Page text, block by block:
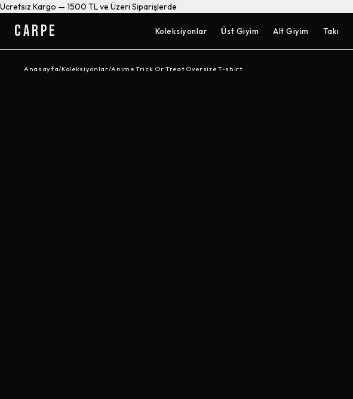
Ücretsiz Kargo — 1500 TL ve Üzeri Siparişlerde
CARPE Koleksiyonlar Üst Giyim Alt Giyim Takı
Anasayfa/Koleksiyonlar/Anime Trick Or Treat Oversize T-shirt